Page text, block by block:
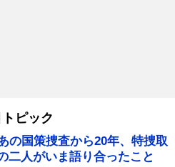
ピック
国策捜査から20年、特捜取
二人がいま語り合ったこと